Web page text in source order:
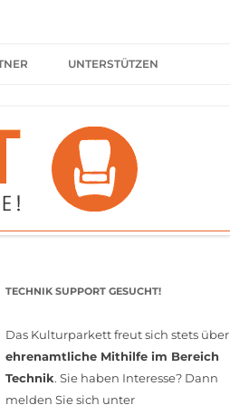
UNTERSTÜTZEN
SPENDEN
FÖRDERMITGLIED WERDEN
MITGLIEDSCHAFT
TECHNIK SUPPORT GESUCHT!
Das Kulturparkett freut sich stets über
ehrenamtliche Mithilfe im Bereich
Technik. Sie haben Interesse? Dann
melden Sie sich unter